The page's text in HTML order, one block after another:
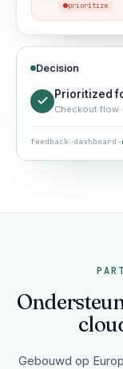
prioritize
Decision
Prioritized
Checkout flow
feedback→dashboard→
Gebouwd op